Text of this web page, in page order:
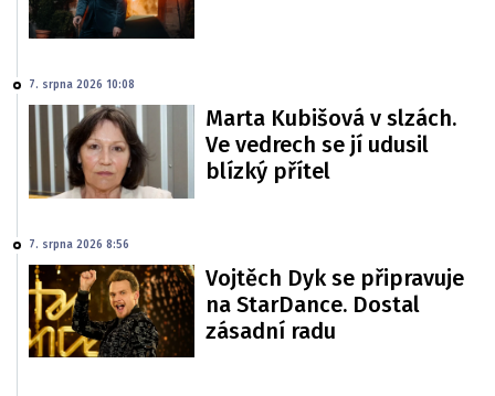
7. srpna 2026 10:08
Marta Kubišová v slzách.
Ve vedrech se jí udusil
blízký přítel
7. srpna 2026 8:56
Vojtěch Dyk se připravuje
na StarDance. Dostal
zásadní radu